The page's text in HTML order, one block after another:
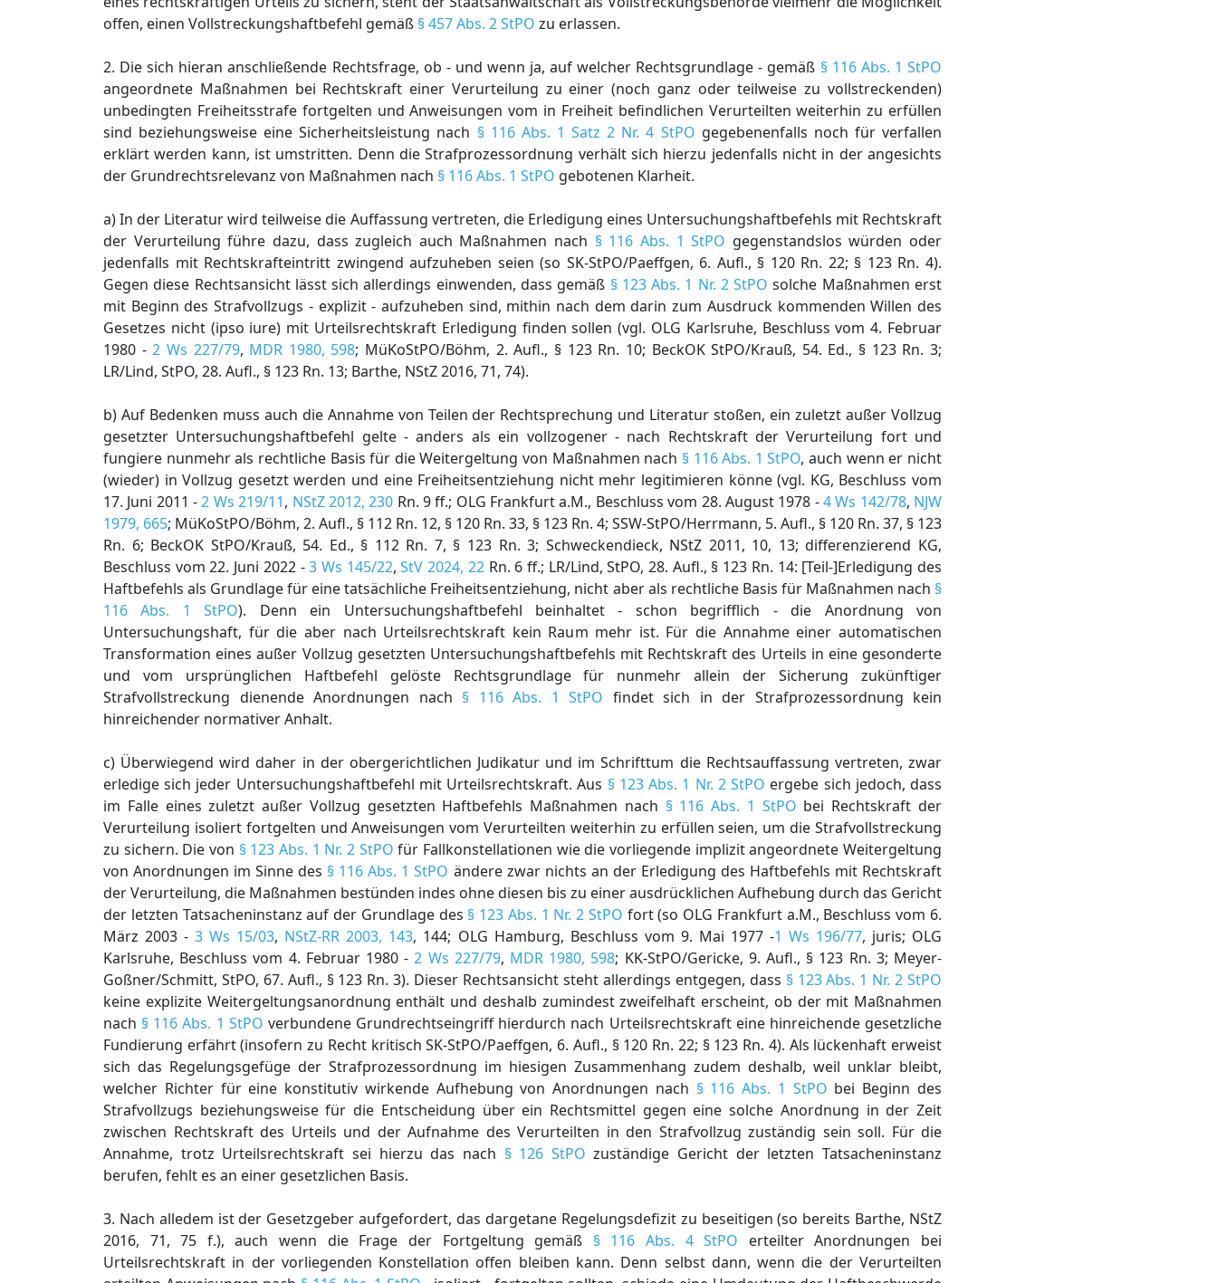
offen, einen Vollstreckungshaftbefehl gemäß § 457 Abs. 2 StPO zu erlassen.
2. Die sich hieran anschließende Rechtsfrage, ob - und wenn ja, auf welcher Rechtsgrundlage - gemäß § 116 Abs. 1 StPO
angeordnete Maßnahmen bei Rechtskraft einer Verurteilung zu einer (noch ganz oder teilweise zu vollstreckenden)
unbedingten Freiheitsstrafe fortgelten und Anweisungen vom in Freiheit befindlichen Verurteilten weiterhin zu erfüllen
sind beziehungsweise eine Sicherheitsleistung nach § 116 Abs. 1 Satz 2 Nr. 4 StPO gegebenenfalls noch für verfallen
erklärt werden kann, ist umstritten. Denn die Strafprozessordnung verhält sich hierzu jedenfalls nicht in der angesichts
der Grundrechtsrelevanz von Maßnahmen nach § 116 Abs. 1 StPO gebotenen Klarheit.
a) In der Literatur wird teilweise die Auffassung vertreten, die Erledigung eines Untersuchungshaftbefehls mit Rechtskraft
der Verurteilung führe dazu, dass zugleich auch Maßnahmen nach § 116 Abs. 1 StPO gegenstandslos würden oder
jedenfalls mit Rechtskrafteintritt zwingend aufzuheben seien (so SK-StPO/Paeffgen, 6. Aufl., § 120 Rn. 22; § 123 Rn. 4).
Gegen diese Rechtsansicht lässt sich allerdings einwenden, dass gemäß § 123 Abs. 1 Nr. 2 StPO solche Maßnahmen erst
mit Beginn des Strafvollzugs - explizit - aufzuheben sind, mithin nach dem darin zum Ausdruck kommenden Willen des
Gesetzes nicht (ipso iure) mit Urteilsrechtskraft Erledigung finden sollen (vgl. OLG Karlsruhe, Beschluss vom 4. Februar
1980 -2 Ws 227/79, MDR 1980, 598; MüKoStPO/Böhm, 2. Aufl., § 123 Rn. 10; BeckOK StPO/Krauß, 54. Ed., § 123 Rn. 3;
LR/Lind, StPO, 28. Aufl., § 123 Rn. 13; Barthe, NStZ 2016, 71, 74).
b) Auf Bedenken muss auch die Annahme von Teilen der Rechtsprechung und Literatur stoßen, ein zuletzt außer Vollzug
gesetzter Untersuchungshaftbefehl gelte - anders als ein vollzogener - nach Rechtskraft der Verurteilung fort und
fungiere nunmehr als rechtliche Basis für die Weitergeltung von Maßnahmen nach § 116 Abs. 1 StPO, auch wenn er nicht
(wieder) in Vollzug gesetzt werden und eine Freiheitsentziehung nicht mehr legitimieren könne (vgl. KG, Beschluss vom
17. Juni 2011 -2 Ws 219/11, NStZ 2012, 230 Rn. 9 ff.; OLG Frankfurt a.M., Beschluss vom 28. August 1978 -4 Ws 142/78, NJW
1979, 665; MüKoStPO/Böhm, 2. Aufl., § 112 Rn. 12, § 120 Rn. 33, § 123 Rn. 4; SSW-StPO/Herrmann, 5. Aufl., § 120 Rn. 37, § 123
Rn. 6; BeckOK StPO/Krauß, 54. Ed., § 112 Rn. 7, § 123 Rn. 3; Schweckendieck, NStZ 2011, 10, 13; differenzierend KG,
Beschluss vom 22. Juni 2022 -3 Ws 145/22,StV 2024, 22Rn. 6 ff.; LR/Lind, StPO, 28. Aufl., § 123 Rn. 14: [Teil-]Erledigung des
Haftbefehls als Grundlage für eine tatsächliche Freiheitsentziehung, nicht aber als rechtliche Basis für Maßnahmen nach §
116 Abs. 1 StPO). Denn ein Untersuchungshaftbefehl beinhaltet - schon begrifflich - die Anordnung von
Untersuchungshaft, für die aber nach Urteilsrechtskraft kein Raum mehr ist. Für die Annahme einer automatischen
Transformation eines außer Vollzug gesetzten Untersuchungshaftbefehls mit Rechtskraft des Urteils in eine gesonderte
und vom ursprünglichen Haftbefehl gelöste Rechtsgrundlage für nunmehr allein der Sicherung zukünftiger
Strafvollstreckung dienende Anordnungen nach § 116 Abs. 1 StPO findet sich in der Strafprozessordnung kein
hinreichender normativer Anhalt.
c) Überwiegend wird daher in der obergerichtlichen Judikatur und im Schrifttum die Rechtsauffassung vertreten, zwar
erledige sich jeder Untersuchungshaftbefehl mit Urteilsrechtskraft. Aus § 123 Abs. 1 Nr. 2 StPO ergebe sich jedoch, dass
im Falle eines zuletzt außer Vollzug gesetzten Haftbefehls Maßnahmen nach § 116 Abs. 1 StPO bei Rechtskraft der
Verurteilung isoliert fortgelten und Anweisungen vom Verurteilten weiterhin zu erfüllen seien, um die Strafvollstreckung
zu sichern. Die von § 123 Abs. 1 Nr. 2 StPO für Fallkonstellationen wie die vorliegende implizit angeordnete Weitergeltung
von Anordnungen im Sinne des § 116 Abs. 1 StPO ändere zwar nichts an der Erledigung des Haftbefehls mit Rechtskraft
der Verurteilung, die Maßnahmen bestünden indes ohne diesen bis zu einer ausdrücklichen Aufhebung durch das Gericht
der letzten Tatsacheninstanz auf der Grundlage des § 123 Abs. 1 Nr. 2 StPO fort (so OLG Frankfurt a.M., Beschluss vom 6.
März 2003 -3 Ws 15/03, NStZ-RR 2003, 143, 144; OLG Hamburg, Beschluss vom 9. Mai 1977 -1 Ws 196/77, juris; OLG
Karlsruhe, Beschluss vom 4. Februar 1980 -2 Ws 227/79, MDR 1980, 598; KK-StPO/Gericke, 9. Aufl., § 123 Rn. 3; Meyer-
Goßner/Schmitt, StPO, 67. Aufl., § 123 Rn. 3). Dieser Rechtsansicht steht allerdings entgegen, dass § 123 Abs. 1 Nr. 2 StPO
keine explizite Weitergeltungsanordnung enthält und deshalb zumindest zweifelhaft erscheint, ob der mit Maßnahmen
nach § 116 Abs. 1 StPO verbundene Grundrechtseingriff hierdurch nach Urteilsrechtskraft eine hinreichende gesetzliche
Fundierung erfährt (insofern zu Recht kritisch SK-StPO/Paeffgen, 6. Aufl., § 120 Rn. 22; § 123 Rn. 4). Als lückenhaft erweist
sich das Regelungsgefüge der Strafprozessordnung im hiesigen Zusammenhang zudem deshalb, weil unklar bleibt,
welcher Richter für eine konstitutiv wirkende Aufhebung von Anordnungen nach § 116 Abs. 1 StPO bei Beginn des
Strafvollzugs beziehungsweise für die Entscheidung über ein Rechtsmittel gegen eine solche Anordnung in der Zeit
zwischen Rechtskraft des Urteils und der Aufnahme des Verurteilten in den Strafvollzug zuständig sein soll. Für die
Annahme, trotz Urteilsrechtskraft sei hierzu das nach § 126 StPO zuständige Gericht der letzten Tatsacheninstanz
berufen, fehlt es an einer gesetzlichen Basis.
3. Nach alledem ist der Gesetzgeber aufgefordert, das dargetane Regelungsdefizit zu beseitigen (so bereits Barthe, NStZ
2016, 71, 75 f.), auch wenn die Frage der Fortgeltung gemäß § 116 Abs. 4 StPO erteilter Anordnungen bei
Urteilsrechtskraft in der vorliegenden Konstellation offen bleiben kann. Denn selbst dann, wenn die der Verurteilten